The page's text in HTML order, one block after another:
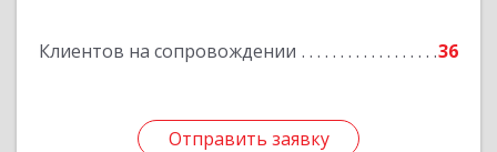
Клиентов на сопровождении 36
Отправить заявку
Подробнее
Отправить заявку